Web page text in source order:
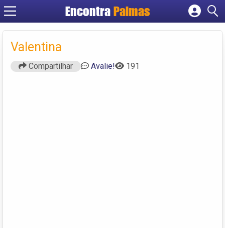
Encontra Palmas
Cadastrar empresa
Valentina
Compartilhar Avalie! 191